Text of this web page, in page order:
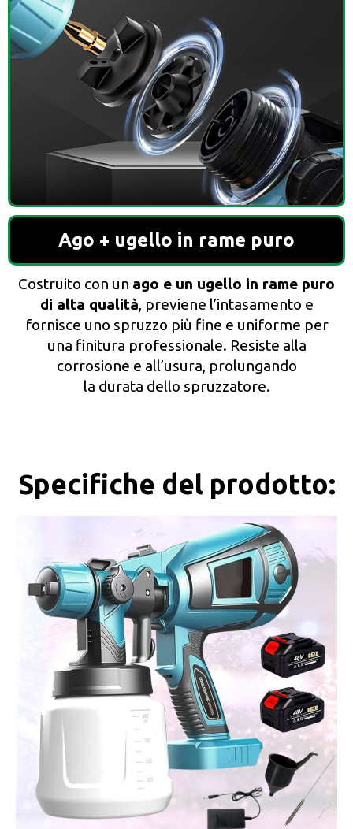
Ago + ugello in rame puro
Costruito con un ago e un ugello in rame puro
di alta qualità, previene l’intasamento e
fornisce uno spruzzo più fine e uniforme per
una finitura professionale. Resiste alla
corrosione e all’usura, prolungando
la durata dello spruzzatore.
Specifiche del prodotto: